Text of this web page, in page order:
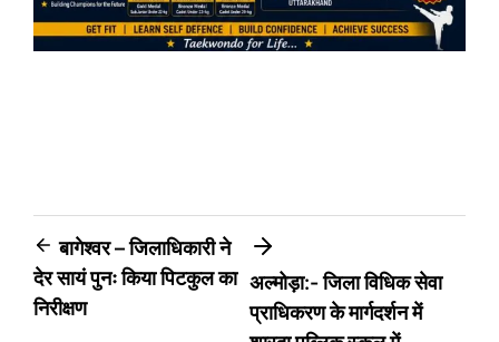
Post
navigation
बागेश्वर – जिलाधिकारी ने
देर सायं पुनः किया पिटकुल का
निरीक्षण
अल्मोड़ा:- जिला विधिक सेवा
प्राधिकरण के मार्गदर्शन में